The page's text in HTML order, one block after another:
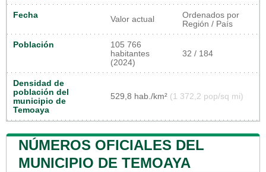
Fecha Valor actual
Ordenados por
Región / País
Población
105 766
habitantes
(2024)
32 / 184
Densidad de
población del
municipio de
Temoaya
529,8 hab./km² (1 372,2 pop/sq mi)
NÚMEROS OFICIALES DEL
MUNICIPIO DE TEMOAYA